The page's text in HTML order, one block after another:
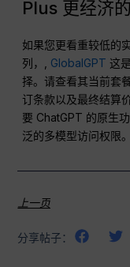
Plus 更经济
如果您更看重较低的
列，, GlobalGPT 这
择。请查看其当前套
订条款以及最终结算
要 ChatGPT 的原生
泛的多模型访问权限
上一页
分享帖子：